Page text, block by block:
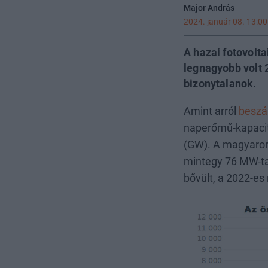
Major András
2024. január 08. 13:00
A hazai
legnagyobb volt
bizonytalanok.
Amint arról
naperőmű-
(GW). A
mintegy 76 MW-
bővült, a 2022-